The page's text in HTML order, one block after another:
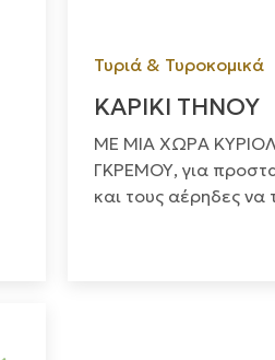
Τυριά & Τυροκομικά
ΚΑΡΙΚΙ ΤΗΝΟΥ
ΜΕ ΜΙΑ ΧΩΡΑ
ΓΚΡΕΜΟΥ, για
και τους αέρηδες να